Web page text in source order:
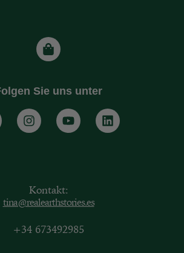
Sie uns unter
Kontakt:
tina@realearthstories.es
+34 673492985